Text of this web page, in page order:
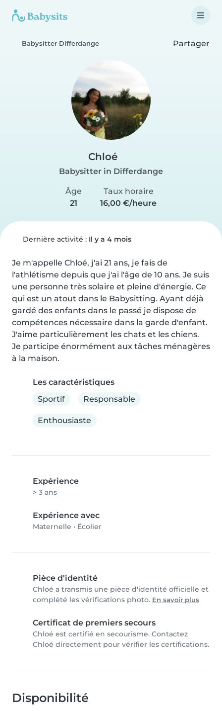
Babysitter Differdange Partager
Chloé
Babysitter in Differdange
Âge
21
Taux horaire
16,00 €/heure
Dernière activité : Il y a 4 mois
Je m'appelle Chloé, j'ai 21 ans, je fais de
l'athlétisme depuis que j'ai l'âge de 10 ans. Je suis
une personne très solaire et pleine d'énergie. Ce
qui est un atout dans le Babysitting. Ayant déjà
gardé des enfants dans le passé je dispose de
compétences nécessaire dans la garde d'enfant.
J'aime particulièrement les chats et les chiens.
Je participe énormément aux tâches ménagères
à la maison.
Les caractéristiques
Sportif
Responsable
Enthousiaste
Expérience
> 3 ans
Expérience avec
Maternelle • Écolier
Pièce d'identité
Chloé a transmis une pièce d'identité officielle et
complété les vérifications photo. En savoir plus
Certificat de premiers secours
Chloé est certifié en secourisme. Contactez
Chloé directement pour vérifier les certifications.
Disponibilité